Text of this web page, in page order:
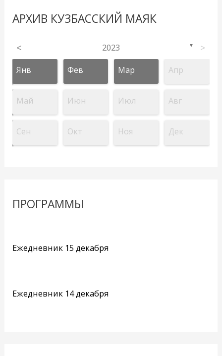
АРХИВ КУЗБАССКИЙ МАЯК
< 2023 ▼ >
Янв Фев Мар Апр
Май Июн Июл Авг
Сен Окт Ноя Дек
ПРОГРАММЫ
Ежедневник 15 декабря
Ежедневник 14 декабря